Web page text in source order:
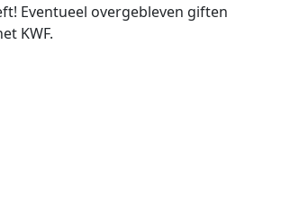
Eventueel overgebleven giften
KWF.